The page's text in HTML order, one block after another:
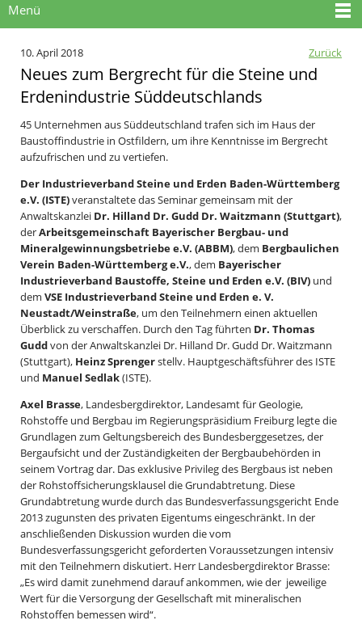
Menü
Zurück
10. April 2018
Neues zum Bergrecht für die Steine und
Erdenindustrie Süddeutschlands
45 Unternehmen aus Süddeutschland trafen sich im Haus der
Baustoffindustrie in Ostfildern, um ihre Kenntnisse im Bergrecht
aufzufrischen und zu vertiefen.
Der Industrieverband Steine und Erden Baden-Württemberg
e.V. (ISTE)veranstaltete das Seminar gemeinsam mit der
Anwaltskanzlei Dr. Hilland Dr. Gudd Dr. Waitzmann (Stuttgart),
derArbeitsgemeinschaft Bayerischer Bergbau- und
Mineralgewinnungsbetriebe e.V. (ABBM), dem Bergbaulichen
Verein Baden-Württemberg e.V., dem Bayerischer
Industrieverband Baustoffe, Steine und Erden e.V. (BIV) und
dem VSE Industrieverband Steine und Erden e. V.
Neustadt/Weinstraße, um den Teilnehmern einen aktuellen
Überblick zu verschaffen. Durch den Tag führten Dr. Thomas
Guddvon der Anwaltskanzlei Dr. Hilland Dr. Gudd Dr. Waitzmann
(Stuttgart), Heinz Sprengerstellv. Hauptgeschäftsführer des ISTE
und Manuel Sedlak(ISTE).
Axel Brasse, Landesbergdirektor, Landesamt für Geologie,
Rohstoffe und Bergbau im Regierungspräsidium Freiburg legte die
Grundlagen zum Geltungsbereich des Bundesberggesetzes, der
Bergaufsicht und der Zuständigkeiten der Bergbaubehörden in
seinem Vortrag dar. Das exklusive Privileg des Bergbaus ist neben
der Rohstoffsicherungsklausel die Grundabtretung. Diese
Grundabtretung wurde durch das Bundesverfassungsgericht Ende
2013 zugunsten des privaten Eigentums eingeschränkt. In der
anschließenden Diskussion wurden die vom
Bundesverfassungsgericht geforderten Voraussetzungen intensiv
mit den Teilnehmern diskutiert. Herr Landesbergdirektor Brasse:
„Es wird damit zunehmend darauf ankommen, wie der jeweilige
Wert für die Versorgung der Gesellschaft mit mineralischen
Rohstoffen bemessen wird“.